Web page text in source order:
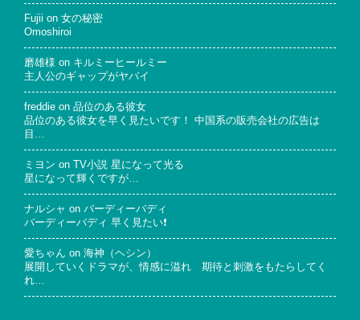
Fujii on 女の秘密
Omoshiroi
磨雄様 on キルミーヒールミー
主人公のギャップがヤバイ
freddie on 品位のある彼女
品位のある彼女を早く見たいです！ 中国系の販売会社の広告は
目…
ミヨン on
TV小説 星になって光る
星になって輝くですが…
ナルシャ on バーディーバディ
バーディーバディ 早く見たい❗
愛ちゃん on 海神（ヘシン）
展開していくドラマが、情感に溢れ 期待と刺激をもたらしてく
れ…